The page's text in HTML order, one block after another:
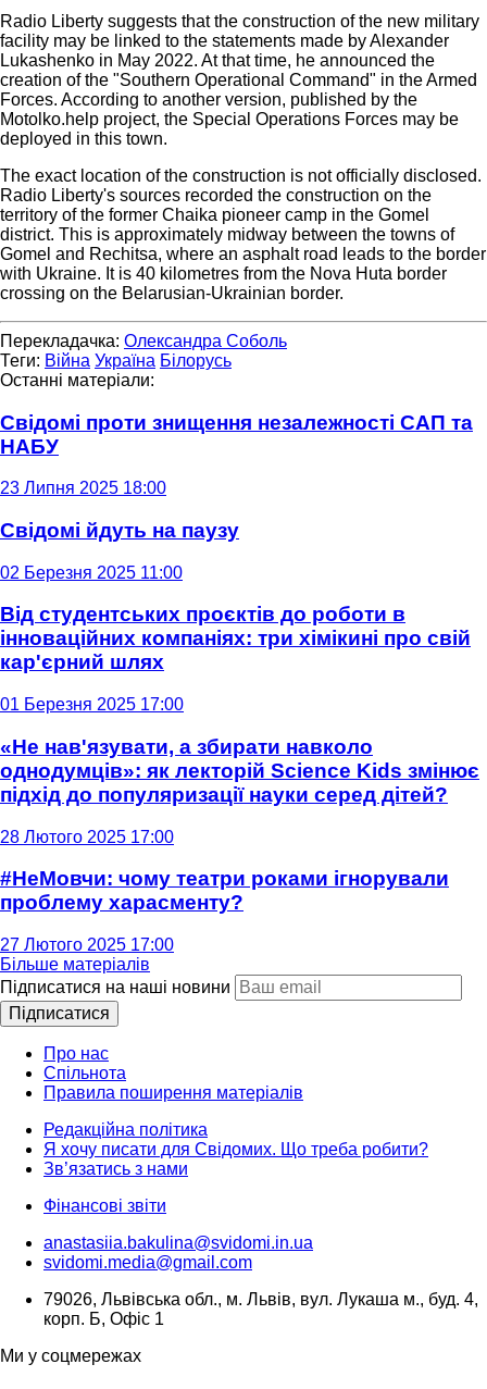
Radio Liberty suggests that the construction of the new military
facility may be linked to the statements made by Alexander
Lukashenko in May 2022. At that time, he announced the
creation of the "Southern Operational Command" in the Armed
Forces. According to another version, published by the
Motolko.help project, the Special Operations Forces may be
deployed in this town.
The exact location of the construction is not officially disclosed.
Radio Liberty's sources recorded the construction on the
territory of the former Chaika pioneer camp in the Gomel
district. This is approximately midway between the towns of
Gomel and Rechitsa, where an asphalt road leads to the border
with Ukraine. It is 40 kilometres from the Nova Huta border
crossing on the Belarusian-Ukrainian border.
Перекладачка: Олександра Соболь
Теги: Війна Україна Білорусь
Останні матеріали:
Свідомі проти знищення незалежності САП та
НАБУ
23 Липня 2025 18:00
Свідомі йдуть на паузу
02 Березня 2025 11:00
Від студентських проєктів до роботи в
інноваційних компаніях: три хімікині про свій
кар'єрний шлях
01 Березня 2025 17:00
«Не нав'язувати, а збирати навколо
однодумців»: як лекторій Science Kids змінює
підхід до популяризації науки серед дітей?
28 Лютого 2025 17:00
#НеМовчи: чому театри роками ігнорували
проблему харасменту?
27 Лютого 2025 17:00
Більше матеріалів
Підписатися на наші новини
Підписатися
Про нас
Спільнота
Правила поширення матеріалів
Редакційна політика
Я хочу писати для Свідомих. Що треба робити?
Зв’язатись з нами
Фінансові звіти
anastasiia.bakulina@svidomi.in.ua
svidomi.media@gmail.com
79026, Львівська обл., м. Львів, вул. Лукаша м., буд. 4,
корп. Б, Офіс 1
Ми у соцмережах